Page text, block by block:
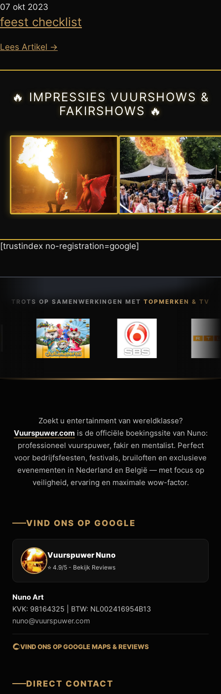
07 okt 2023
feest checklist
Lees Artikel →
🔥 IMPRESSIES VUURSHOWS &
FAKIRSHOWS 🔥
[trustindex no-registration=google]
TROTS OP SAMENWERKINGEN MET TOPMERKEN & TV
Zoekt u entertainment van wereldklasse?
Vuurspuwer.com is de officiële boekingssite van Nuno:
professioneel vuurspuwer, fakir en mentalist. Perfect
voor bedrijfsfeesten, festivals, bruiloften en exclusieve
evenementen in Nederland en België — met focus op
veiligheid, ervaring en maximale wow-factor.
VIND ONS OP GOOGLE
Vuurspuwer Nuno
⭐ 4.9/5 - Bekijk Reviews
Nuno Art
KVK: 98164325 | BTW: NL002416954B13
nuno@vuurspuwer.com
VIND ONS OP GOOGLE MAPS & REVIEWS
DIRECT CONTACT